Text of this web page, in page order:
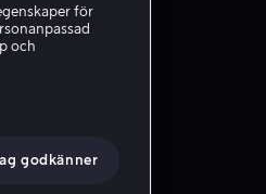
för
och
Jag godkänner